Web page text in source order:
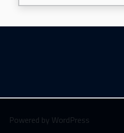
Powered by WordPress